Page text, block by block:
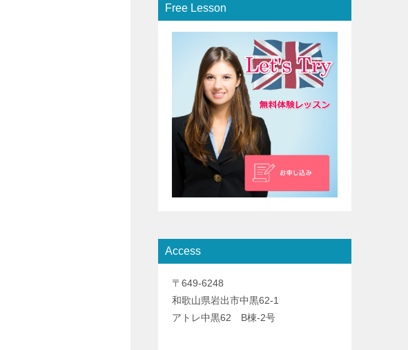
Free Lesson
Access
〒649-6248
和歌山県岩出市中黒62-1
アトレ中黒62 B棟-2号